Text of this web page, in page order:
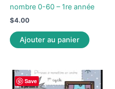
nombre 0-60 – 1re année
$4.00
Ajouter au panier
Save